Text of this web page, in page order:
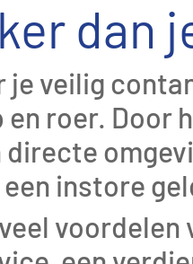
dan
veilig
roer. Door
instore